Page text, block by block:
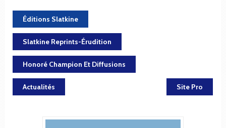
Éditions Slatkine
Slatkine Reprints-Érudition
Honoré Champion Et Diffusions
Actualités Site Pro